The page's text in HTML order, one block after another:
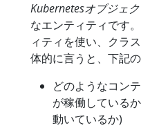
Kubernetesオブジェク
なエンティティです
ィティを使い、クラ
体的に言うと、下記
どのようなコン
が稼働している
動いているか)